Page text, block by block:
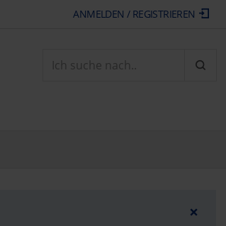
ANMELDEN / REGISTRIEREN
×